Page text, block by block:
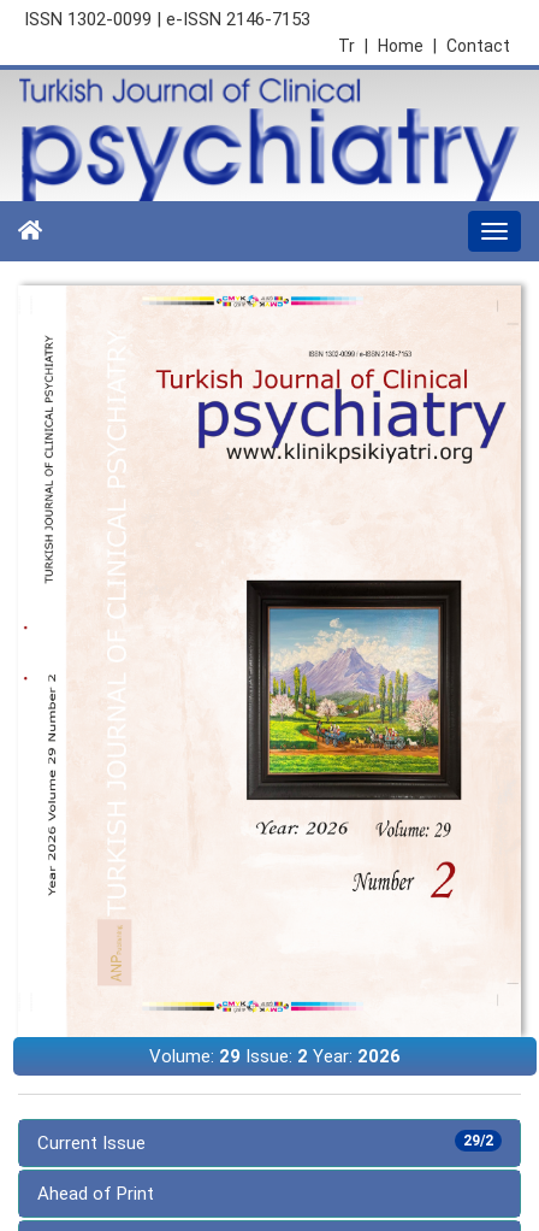
ISSN 1302-0099 | e-ISSN 2146-7153
Contact
Home
Tr
Volume: 29Issue: 2 Year: 2026
29/2
Current Issue
Ahead of Print